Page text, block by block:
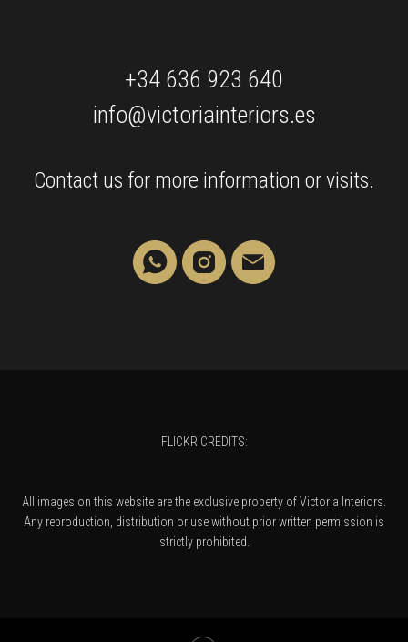
+34 636 923 640
info@victoriainteriors.es
Contact us for more information or visits.
FLICKR CREDITS:
All images on this website are the exclusive property of Victoria Interiors.
Any reproduction, distribution or use without prior written permission is
strictly prohibited.